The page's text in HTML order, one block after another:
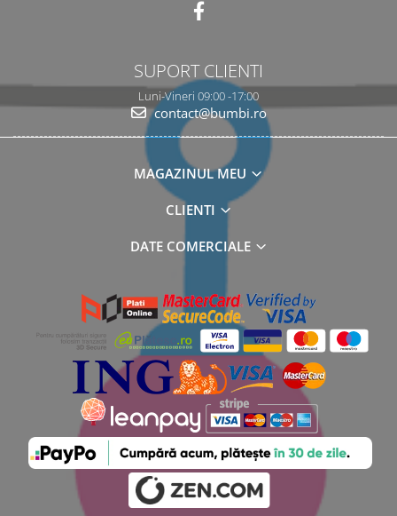
SUPORT CLIENTI
Luni-Vineri 09:00 -17:00
contact@bumbi.ro
MAGAZINUL MEU
CLIENTI
DATE COMERCIALE